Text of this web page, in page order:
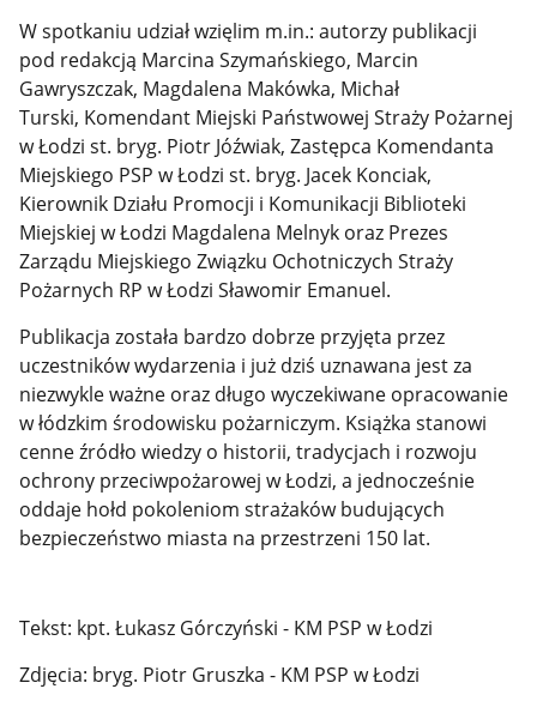
W spotkaniu udział wzięlim m.in.: autorzy publikacji
pod redakcją Marcina Szymańskiego, Marcin
Gawryszczak, Magdalena Makówka, Michał
Turski, Komendant Miejski Państwowej Straży Pożarnej
w Łodzi st. bryg. Piotr Jóźwiak, Zastępca Komendanta
Miejskiego PSP w Łodzi st. bryg. Jacek Konciak,
Kierownik Działu Promocji i Komunikacji Biblioteki
Miejskiej w Łodzi Magdalena Melnyk oraz Prezes
Zarządu Miejskiego Związku Ochotniczych Straży
Pożarnych RP w Łodzi Sławomir Emanuel.
Publikacja została bardzo dobrze przyjęta przez
uczestników wydarzenia i już dziś uznawana jest za
niezwykle ważne oraz długo wyczekiwane opracowanie
w łódzkim środowisku pożarniczym. Książka stanowi
cenne źródło wiedzy o historii, tradycjach i rozwoju
ochrony przeciwpożarowej w Łodzi, a jednocześnie
oddaje hołd pokoleniom strażaków budujących
bezpieczeństwo miasta na przestrzeni 150 lat.
Tekst: kpt. Łukasz Górczyński - KM PSP w Łodzi
Zdjęcia: bryg. Piotr Gruszka - KM PSP w Łodzi